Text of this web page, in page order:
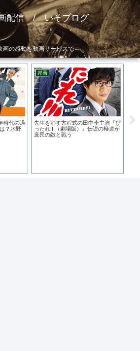
配信 / いそブログ
画の感動を動画サービスで
時代の過
？水野
邦画
先生を消す方程式の田中圭主演『び
ったれ!!!（劇場版）』伝説の極道が
庶民の敵と戦う